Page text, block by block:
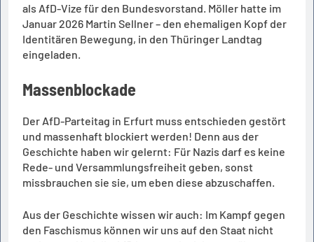
als AfD-Vize für den Bundesvorstand. Möller hatte im
Januar 2026 Martin Sellner – den ehemaligen Kopf der
Identitären Bewegung, in den Thüringer Landtag
eingeladen.
Massenblockade
Der AfD-Parteitag in Erfurt muss entschieden gestört
und massenhaft blockiert werden! Denn aus der
Geschichte haben wir gelernt: Für Nazis darf es keine
Rede- und Versammlungsfreiheit geben, sonst
missbrauchen sie sie, um eben diese abzuschaffen.
Aus der Geschichte wissen wir auch: Im Kampf gegen
den Faschismus können wir uns auf den Staat nicht